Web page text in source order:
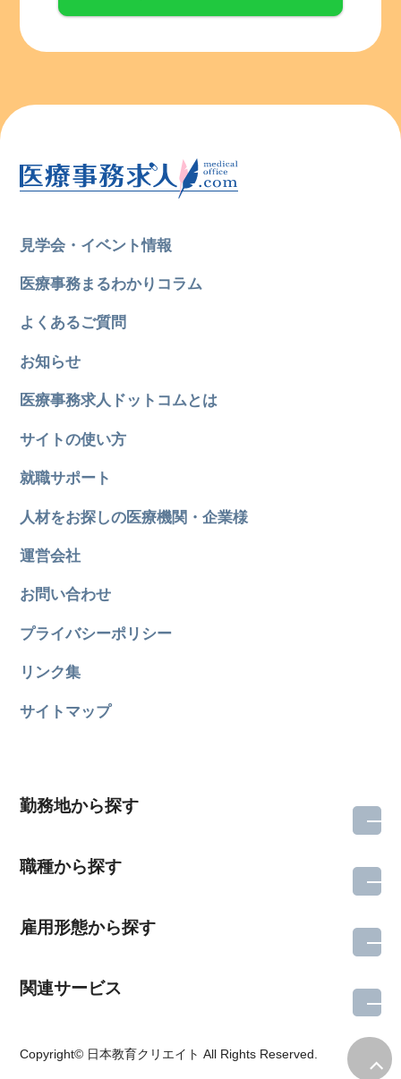
見学会・イベント情報
医療事務まるわかりコラム
よくあるご質問
お知らせ
医療事務求人ドットコムとは
サイトの使い方
就職サポート
人材をお探しの医療機関・企業様
運営会社
お問い合わせ
プライバシーポリシー
リンク集
サイトマップ
勤務地から探す
職種から探す
雇用形態から探す
関連サービス
Copyright© 日本教育クリエイト All Rights Reserved.
所在地のエリアを選択してください
各支店担当よりご連絡させていただきます。